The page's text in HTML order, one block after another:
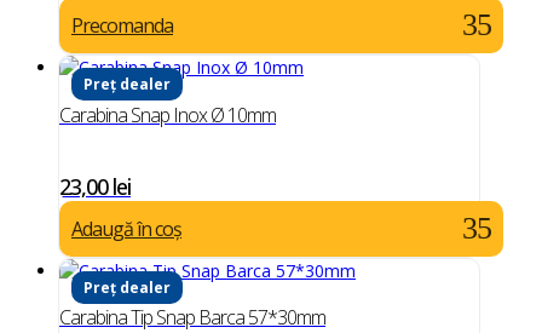
Precomanda
Preț dealer
Carabina Snap Inox Ø 10mm
23,00lei
Adaugă în coș
Preț dealer
Carabina Tip Snap Barca 57*30mm